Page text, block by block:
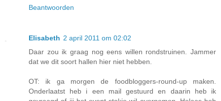
Beantwoorden
Elisabeth 2 april 2011 om 02:02
Daar zou ik graag nog eens willen rondstruinen. Jammer
dat we dit soort hallen hier niet hebben.
OT: ik ga morgen de foodbloggers-round-up maken.
Onderlaatst heb i een mail gestuurd en daarin heb ik